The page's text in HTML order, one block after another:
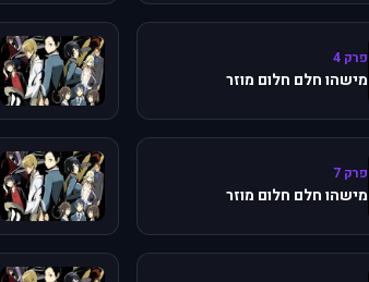
פרק 4
מישהו חלם חלום מוזר
פרק 7
מישהו חלם חלום מוזר